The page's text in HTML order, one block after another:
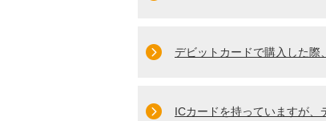
デビットカードで購入した際
ICカードを持っていますが